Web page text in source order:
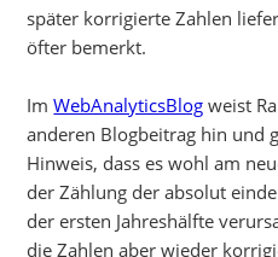
später korrigierte Zahlen
öfter bemerkt.
ImWebAnalyticsBlog weist
anderen Blogbeitrag hin und
Hinweis, dass es wohl am
der Zählung der absolut
der ersten Jahreshälfte
die Zahlen aber wieder